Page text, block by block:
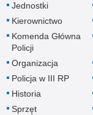
Jednostki
Kierownictwo
Komenda Główna
Policji
Organizacja
Policja w III RP
Historia
Sprzęt